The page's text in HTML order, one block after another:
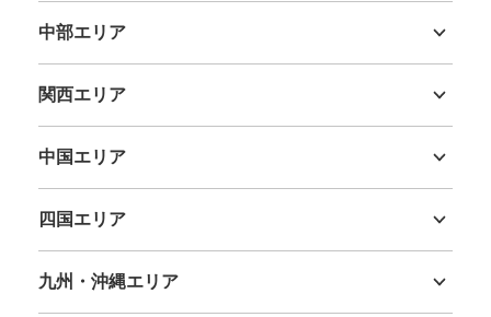
大:12/ ¥700中:15/ ¥500小:8/ ¥400
支払い方法
JR 天王寺駅中央改札口外コインロッカー
②
JR 天王寺駅駅から徒歩分
中部エリア
関西エリア
中国エリア
四国エリア
九州・沖縄エリア